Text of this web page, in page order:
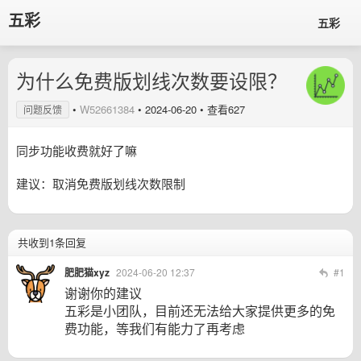
五彩 五彩
为什么免费版划线次数要设限？
问题反馈 • W52661384 • 2024-06-20 • 查看627
同步功能收费就好了嘛
建议：取消免费版划线次数限制
共收到1条回复
肥肥猫xyz 2024-06-20 12:37 #1
谢谢你的建议
五彩是小团队，目前还无法给大家提供更多的免
费功能，等我们有能力了再考虑